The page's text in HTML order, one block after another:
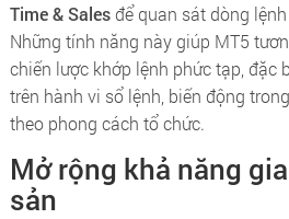
Time & Salesđể quan sát dòng
Những tính năng này giúp MT5
chiến lược khớp lệnh phức tạp, đặc
trên hành vi sổ lệnh, biến động
theo phong cách tổ chức.
Mở rộng khả năng
sản